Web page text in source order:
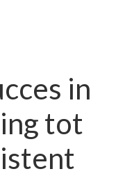
in
tot